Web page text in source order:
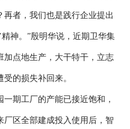
者，我们也是践行企业提出
神。”殷明华说，近期卫华集
加点地生产，大干特干，立志
的损失补回来。
期工厂的产能已接近饱和，
厂区全部建成投入使用后，智